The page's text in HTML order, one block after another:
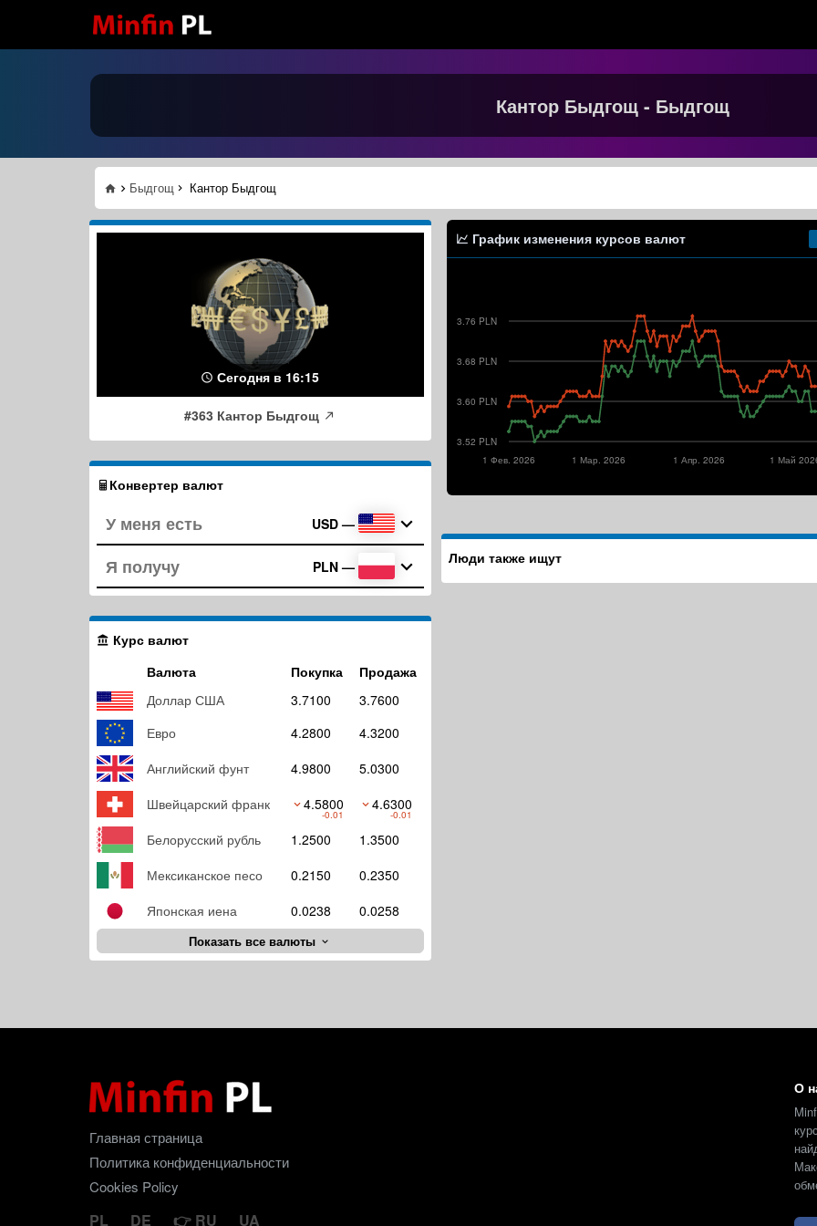
Кантор Быдгощ - Быдгощ
Быдгощ Кантор Быдгощ
Сегодня в 16:15
#363 Кантор Быдгощ
Конвертер валют
USD —
PLN —
Курс валют
Валюта
Покупка
Продажа
Доллар США
3.7100
3.7600
Евро
4.2800
4.3200
Английский фунт
4.9800
5.0300
Швейцарский франк
4.5800
-0.01
4.6300
-0.01
Белорусский рубль 1.2500
1.3500
Мексиканское песо
0.2150
0.2350
Японская иена
0.0238 0.0258
Показать все валюты
График изменения курсов валют
3.52 PLN
3.60 PLN
3.68 PLN
3.76 PLN
1 Май
1 Апр. 2026
1 Мар. 2026
1 Фев. 2026
Люди также ищут
Главная страница
Политика конфиденциальности
Cookies Policy
PL DE RU UA
О